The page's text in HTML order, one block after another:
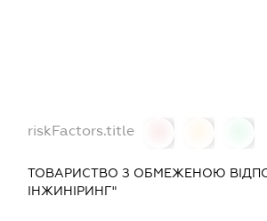
riskFactors.title
ТОВАРИСТВО З ОБМЕЖЕНОЮ
ІНЖИНІРИНГ"